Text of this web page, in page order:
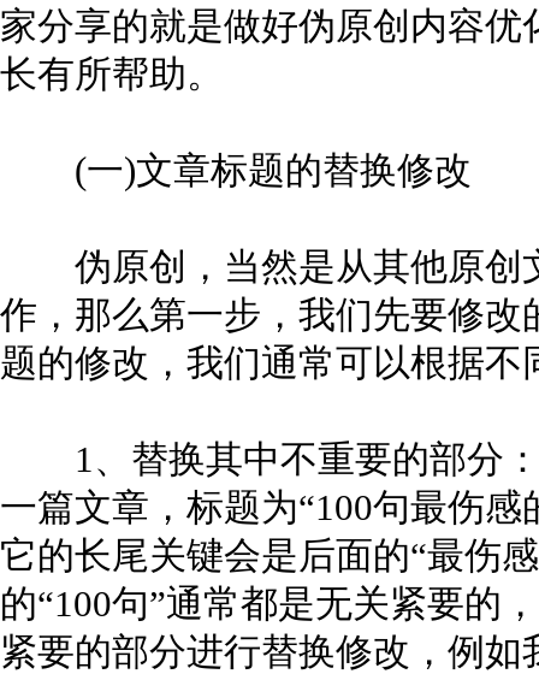
家分享的就是做好伪原创内容
长有所帮助。
(一)文章标题的替换修改
伪原创，当然是从其他原创
作，那么第一步，我们先要修
题的修改，我们通常可以根据
1、替换其中不重要的部分：
一篇文章，标题为“100句最伤
它的长尾关键会是后面的“最伤
的“100句”通常都是无关紧要的
紧要的部分进行替换修改，例如